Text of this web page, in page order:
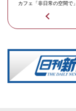
カフェ「非日常の空間で」